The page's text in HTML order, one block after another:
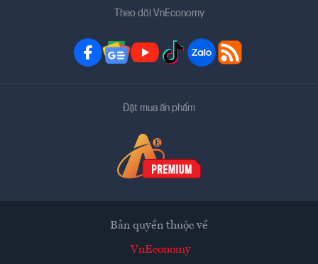
Theo dõi VnEconomy
Đặt mua ấn phẩm
Bản quyền thuộc về
VnEconomy